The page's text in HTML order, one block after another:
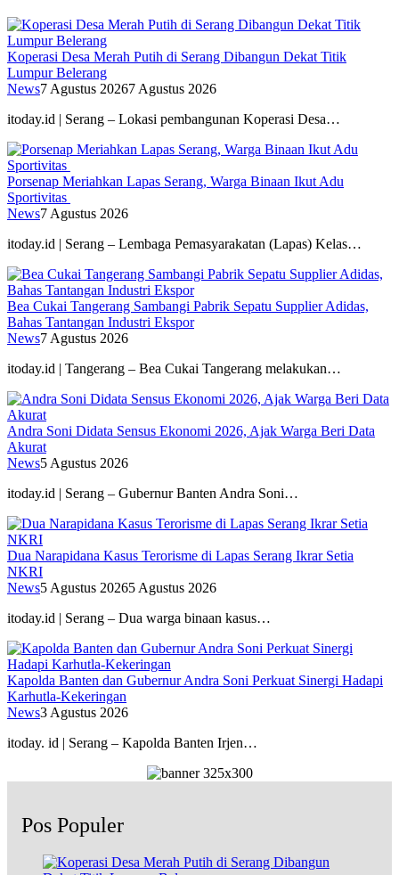
Koperasi Desa Merah Putih di Serang Dibangun Dekat Titik
Lumpur Belerang
News7 Agustus 20267 Agustus 2026
itoday.id | Serang – Lokasi pembangunan Koperasi Desa…
Porsenap Meriahkan Lapas Serang, Warga Binaan Ikut Adu
Sportivitas
News7 Agustus 2026
itoday.id | Serang – Lembaga Pemasyarakatan (Lapas) Kelas…
Bea Cukai Tangerang Sambangi Pabrik Sepatu Supplier Adidas,
Bahas Tantangan Industri Ekspor
News7 Agustus 2026
itoday.id | Tangerang – Bea Cukai Tangerang melakukan…
Andra Soni Didata Sensus Ekonomi 2026, Ajak Warga Beri Data
Akurat
News5 Agustus 2026
itoday.id | Serang – Gubernur Banten Andra Soni…
Dua Narapidana Kasus Terorisme di Lapas Serang Ikrar Setia
NKRI
News5 Agustus 20265 Agustus 2026
itoday.id | Serang – Dua warga binaan kasus…
Kapolda Banten dan Gubernur Andra Soni Perkuat Sinergi Hadapi
Karhutla-Kekeringan
News3 Agustus 2026
itoday. id | Serang – Kapolda Banten Irjen…
Pos Populer